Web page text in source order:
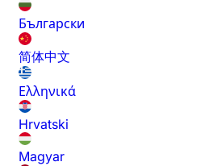
Български
简体中文
Ελληνικά
Hrvatski
Magyar